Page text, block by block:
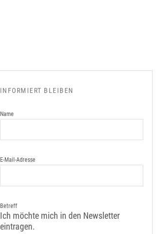
INFORMIERT BLEIBEN
Name
E-Mail-Adresse
Betreff
Ich möchte mich in den Newsletter
eintragen.